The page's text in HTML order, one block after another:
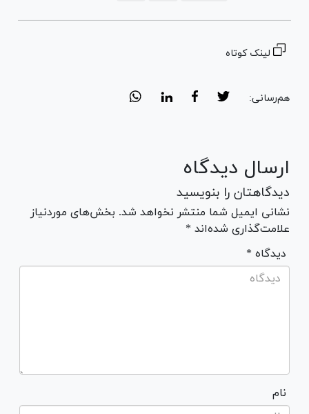
لینک کوتاه
هم‌رسانی:
ارسال دیدگاه
دیدگاهتان را بنویسید
نشانی ایمیل شما منتشر نخواهد شد. بخش‌های موردنیاز
علامت‌گذاری شده‌اند *
* دیدگاه
نام